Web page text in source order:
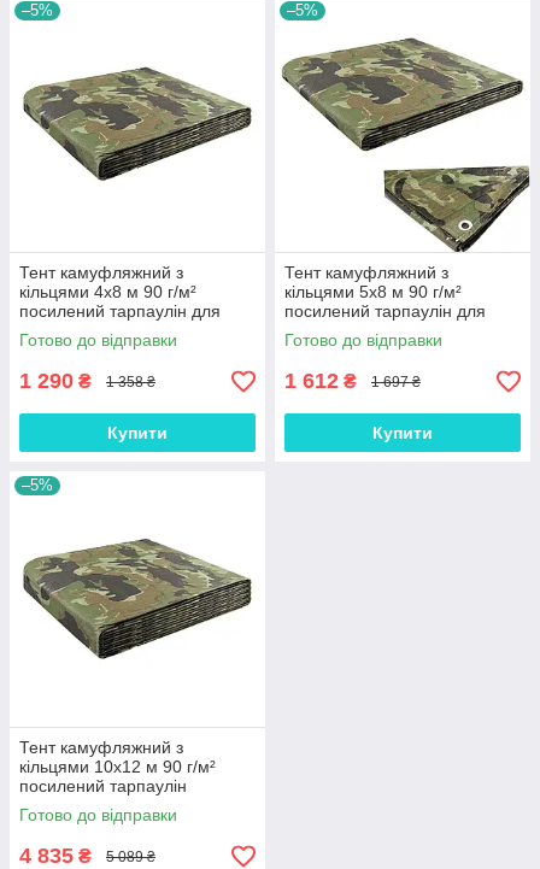
–5%
Тент камуфляжний з
кільцями 4х8 м 90 г/м²
посилений тарпаулін для
укриття зерна
водонепроникний (ml-25847)
Готово до відправки
1 290 ₴ 1 358 ₴
Купити
–5%
Тент камуфляжний з
кільцями 5х8 м 90 г/м²
посилений тарпаулін для
укриття зерна
водонепроникний (ml-28152)
Готово до відправки
1 612 ₴ 1 697 ₴
Купити
–5%
Тент камуфляжний з
кільцями 10х12 м 90 г/м²
посилений тарпаулін
універсальний господарський
(ml-31230)
Готово до відправки
4 835 ₴ 5 089 ₴